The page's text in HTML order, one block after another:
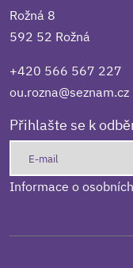
Rožná 8
592 52 Rožná
+420 566 567 227
ou.rozna@seznam.cz
Přihlašte se k
Informace o